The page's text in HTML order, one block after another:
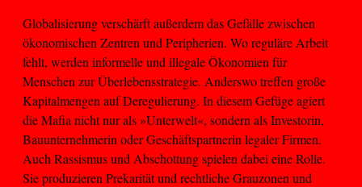
Globalisierung verschärft außerdem das Gefälle zwischen
ökonomischen Zentren und Peripherien. Wo reguläre Arbeit
fehlt, werden informelle und illegale Ökonomien für
Menschen zur Überlebensstrategie. Anderswo treffen große
Kapitalmengen auf Deregulierung. In diesem Gefüge agiert
die Mafia nicht nur als »Unterwelt«, sondern als Investorin,
Bauunternehmerin oder Geschäftspartnerin legaler Firmen.
Auch Rassismus und Abschottung spielen dabei eine Rolle.
Sie produzieren Prekarität und rechtliche Grauzonen und